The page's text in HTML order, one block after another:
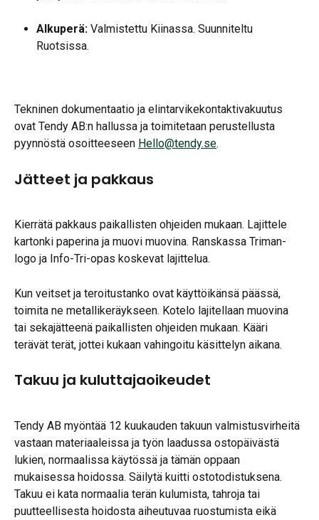
Alkuperä: Valmistettu Kiinassa. Suunniteltu
Ruotsissa.
Tekninen dokumentaatio ja elintarvikekontaktivakuutus
ovat Tendy AB:n hallussa ja toimitetaan perustellusta
pyynnöstä osoitteeseen Hello@tendy.se.
Jätteet ja pakkaus
Kierrätä pakkaus paikallisten ohjeiden mukaan. Lajittele
kartonki paperina ja muovi muovina. Ranskassa Triman-
logo ja Info-Tri-opas koskevat lajittelua.
Kun veitset ja teroitustanko ovat käyttöikänsä päässä,
toimita ne metallikeräykseen. Kotelo lajitellaan muovina
tai sekajätteenä paikallisten ohjeiden mukaan. Kääri
terävät terät, jottei kukaan vahingoitu käsittelyn aikana.
Takuu ja kuluttajaoikeudet
Tendy AB myöntää 12 kuukauden takuun valmistusvirheitä
vastaan materiaaleissa ja työn laadussa ostopäivästä
lukien, normaalissa käytössä ja tämän oppaan
mukaisessa hoidossa. Säilytä kuitti ostotodistuksena.
Takuu ei kata normaalia terän kulumista, tahroja tai
puutteellisesta hoidosta aiheutuvaa ruostumista eikä